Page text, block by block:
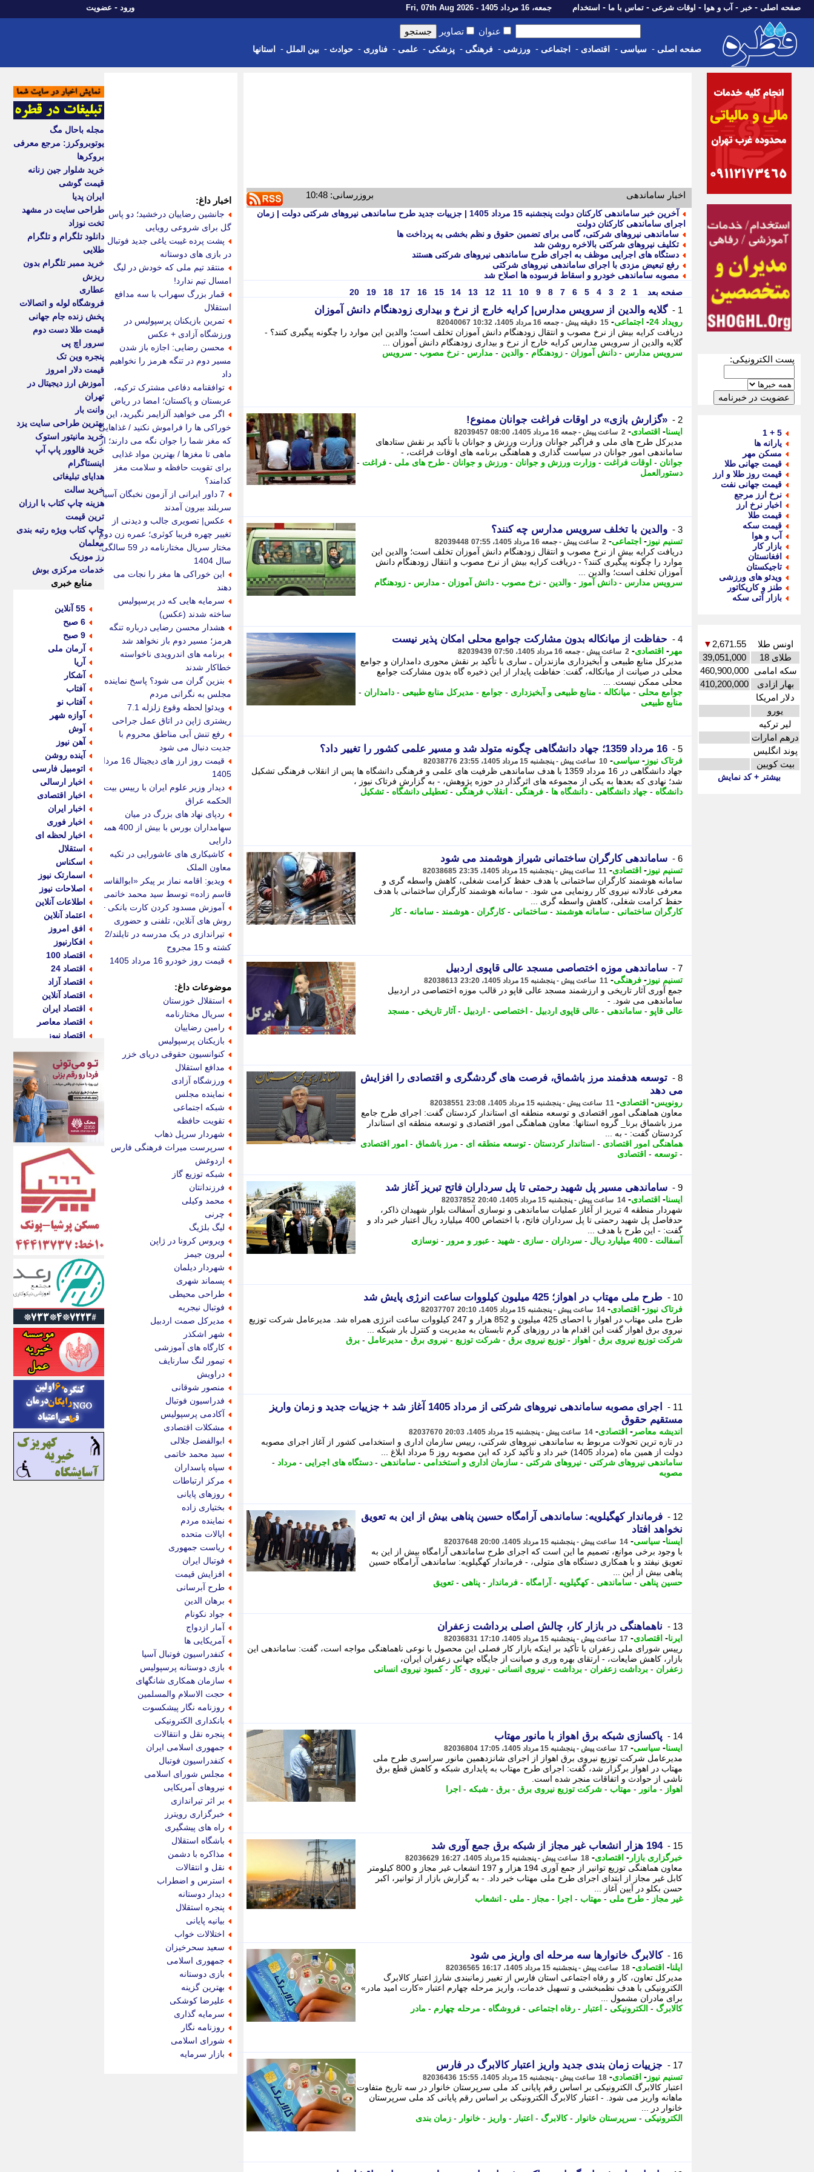
صفحه اصلی - خبر - آب و هوا - اوقات شرعی - تماس با ما - استخدام جمعه، 16 مرداد 1405 - Fri, 07th Aug 2026 ورود - عضویت
عنوان تصاویر
صفحه اصلی - سیاسی - اقتصادی - اجتماعی - ورزشی - فرهنگی - پزشکی - علمی - فناوری - حوادث - بین الملل - استانها
پست الکترونیکی:
5 + 1
یارانه ها
مسکن مهر
قیمت جهانی طلا
قیمت روز طلا و ارز
قیمت جهانی نفت
نرخ ارز مرجع
اخبار نرخ ارز
قیمت طلا
قیمت سکه
آب و هوا
بازار کار
افغانستان
تاجیکستان
ویدئو های ورزشی
طنز و کاریکاتور
بازار آتی سکه
اونس طلا 2,671.55
▼
طلای 18
39,051,000
سکه امامی 460,900,000
بهار ازادی
410,200,000
دلار امریکا
یورو
لیر ترکیه
درهم امارات
پوند انگلیس
بیت کویین
بیشتر + کد نمایش
اخبار ساماندهی بروزرسانی: 10:48
آخرین خبر ساماندهی کارکنان دولت پنجشنبه 15 مرداد 1405 | جزییات جدید طرح ساماندهی نیروهای شرکتی دولت | زمان
اجرای ساماندهی کارکنان دولت
ساماندهی نیروهای شرکتی، گامی برای تضمین حقوق و نظم بخشی به پرداخت ها
تکلیف نیروهای شرکتی بالاخره روشن شد
دستگاه های اجرایی موظف به اجرای طرح ساماندهی نیروهای شرکتی هستند
رفع تبعیض مزدی با اجرای ساماندهی نیروهای شرکتی
مصوبه ساماندهی خودرو و اسقاط فرسوده ها اصلاح شد
صفحه بعد
1
2
3
4
5
6
7
8
9
10
11
12
13
14
15
16
17
18
19
20
1 - گلایه والدین از سرویس مدارس| کرایه خارج از نرخ و بیداری زودهنگام دانش آموزان
رویداد 24 - اجتماعی- 15 دقیقه پیش - جمعه 16 مرداد 1405، 10:32 82040067
دریافت کرایه بیش از نرخ مصوب و انتقال زودهنگام دانش آموزان تخلف است؛ والدین این موارد را چگونه پیگیری کنند؟ -
گلایه والدین از سرویس مدارس کرایه خارج از نرخ و بیداری زودهنگام دانش آموزان ...
سرویس مدارس - دانش آموزان - زودهنگام - والدین - مدارس - نرخ مصوب - سرویس
2 - «گزارش بازی» در اوقات فراغت جوانان ممنوع!
ایسنا- اقتصادی- 2 ساعت پیش - جمعه 16 مرداد 1405، 08:00 82039457
مدیرکل طرح های ملی و فراگیر جوانان وزارت ورزش و جوانان با تأکید بر نقش ستادهای
ساماندهی امور جوانان در سیاست گذاری و هماهنگی برنامه های اوقات فراغت، -
جوانان - اوقات فراغت - وزارت ورزش و جوانان - ورزش و جوانان - طرح های ملی - فراغت -
دستورالعمل
3 - والدین با تخلف سرویس مدارس چه کنند؟
تسنیم نیوز - اجتماعی- 2 ساعت پیش - جمعه 16 مرداد 1405، 07:55 82039448
دریافت کرایه بیش از نرخ مصوب و انتقال زودهنگام دانش آموزان تخلف است؛ والدین این
موارد را چگونه پیگیری کنند؟ - دریافت کرایه بیش از نرخ مصوب و انتقال زودهنگام دانش
آموزان تخلف است؛ والدین ...
سرویس مدارس - دانش آموز - والدین - نرخ مصوب - دانش آموزان - مدارس - زودهنگام
4 - حفاظت از میانکاله بدون مشارکت جوامع محلی امکان پذیر نیست
مهر - اقتصادی- 2 ساعت پیش - جمعه 16 مرداد 1405، 07:50 82039439
مدیرکل منابع طبیعی و آبخیزداری مازندران ـ ساری با تأکید بر نقش محوری دامداران و جوامع
محلی در صیانت از میانکاله، گفت: حفاظت پایدار از این ذخیره گاه بدون مشارکت جوامع
محلی ممکن نیست. ...
جوامع محلی - میانکاله - منابع طبیعی و آبخیزداری - جوامع - مدیرکل منابع طبیعی - دامداران -
منابع طبیعی
5 - 16 مرداد 1359؛ جهاد دانشگاهی چگونه متولد شد و مسیر علمی کشور را تغییر داد؟
فرتاک نیوز - سیاسی- 10 ساعت پیش - پنجشنبه 15 مرداد 1405، 23:55 82038776
جهاد دانشگاهی در 16 مرداد 1359 با هدف ساماندهی ظرفیت های علمی و فرهنگی دانشگاه ها پس از انقلاب فرهنگی تشکیل
شد؛ نهادی که بعدها به یکی از مجموعه های اثرگذار در حوزه پژوهش، - به گزارش فرتاک نیوز ،
دانشگاه - جهاد دانشگاهی - دانشگاه ها - فرهنگی - انقلاب فرهنگی - تعطیلی دانشگاه - تشکیل
6 - ساماندهی کارگران ساختمانی شیراز هوشمند می شود
تسنیم نیوز - اقتصادی- 11 ساعت پیش - پنجشنبه 15 مرداد 1405، 23:35 82038685
سامانه هوشمند کارگران ساختمانی با هدف حفظ کرامت شغلی، کاهش واسطه گری و
معرفی عادلانه نیروی کار رونمایی می شود. - سامانه هوشمند کارگران ساختمانی با هدف
حفظ کرامت شغلی، کاهش واسطه گری ...
کارگران ساختمانی - سامانه هوشمند - ساختمانی -کارگران - هوشمند - سامانه -کار
7 - ساماندهی موزه اختصاصی مسجد عالی قاپوی اردبیل
تسنیم نیوز - فرهنگی- 11 ساعت پیش - پنجشنبه 15 مرداد 1405، 23:20 82038613
جمع آوری آثار تاریخی و ارزشمند مسجد عالی قاپو در قالب موزه اختصاصی در اردبیل
ساماندهی می شود. -
عالی قاپو - ساماندهی - عالی قاپوی اردبیل - اختصاصی - اردبیل - آثار تاریخی - مسجد
8 -
توسعه هدفمند مرز باشماق، فرصت های گردشگری و اقتصادی را افزایش
می دهد
رونویس- اقتصادی- 11 ساعت پیش - پنجشنبه 15 مرداد 1405، 23:08 82038551
معاون هماهنگی امور اقتصادی و توسعه منطقه ای استاندار کردستان گفت: اجرای طرح جامع
مرز باشماق برنا_ گروه استانها: معاون هماهنگی امور اقتصادی و توسعه منطقه ای استاندار
کردستان گفت: - به ...
هماهنگی امور اقتصادی - استاندار کردستان - توسعه منطقه ای - مرز باشماق - امور اقتصادی
- توسعه - اقتصادی
9 - ساماندهی مسیر پل شهید رحمتی تا پل سرداران فاتح تبریز آغاز شد
ایسنا- اقتصادی- 14 ساعت پیش - پنجشنبه 15 مرداد 1405، 20:40 82037852
شهردار منطقه 4 تبریز از آغاز عملیات ساماندهی و نوسازی آسفالت بلوار شهیدان ذاکر،
حدفاصل پل شهید رحمتی تا پل سرداران فاتح، با اختصاص 400 میلیارد ریال اعتبار خبر داد و
گفت: - این طرح با هدف ...
آسفالت - 400 میلیارد ریال - سرداران - سازی - شهید - عبور و مرور - نوسازی
10 - طرح ملی مهتاب در اهواز؛ 425 میلیون کیلووات ساعت انرژی پایش شد
فرتاک نیوز - اقتصادی- 14 ساعت پیش - پنجشنبه 15 مرداد 1405، 20:10 82037707
طرح ملی مهتاب در اهواز با احصای 425 میلیون و 852 هزار و 247 کیلووات ساعت انرژی همراه شد. مدیرعامل شرکت توزیع
نیروی برق اهواز گفت این اقدام ها در روزهای گرم تابستان به مدیریت و کنترل بار شبکه ...
شرکت توزیع نیروی برق - اهواز - توزیع نیروی برق - شرکت توزیع - نیروی برق - مدیرعامل - برق
11 -
اجرای مصوبه ساماندهی نیروهای شرکتی از مرداد 1405 آغاز شد + جزییات جدید و زمان واریز
مستقیم حقوق
اندیشه معاصر - اقتصادی- 14 ساعت پیش - پنجشنبه 15 مرداد 1405، 20:03 82037670
در تازه ترین تحولات مربوط به ساماندهی نیروهای شرکتی، رییس سازمان اداری و استخدامی کشور از آغاز اجرای مصوبه
دولت از همین ماه (مرداد 1405) خبر داد و تأکید کرد که این مصوبه روز 5 مرداد ابلاغ ...
ساماندهی نیروهای شرکتی - نیروهای شرکتی - سازمان اداری و استخدامی - ساماندهی - دستگاه های اجرایی - مرداد -
مصوبه
12 -
فرماندار کهگیلویه: ساماندهی آرامگاه حسین پناهی بیش از این به تعویق
نخواهد افتاد
ایسنا- سیاسی- 14 ساعت پیش - پنجشنبه 15 مرداد 1405، 20:00 82037648
با وجود برخی موانع، تصمیم ما این است که اجرای طرح ساماندهی آرامگاه بیش از این به
تعویق نیفتد و با همکاری دستگاه های متولی، - فرماندار کهگیلویه: ساماندهی آرامگاه حسین
پناهی بیش از این ...
حسین پناهی - ساماندهی -کهگیلویه - آرامگاه - فرماندار - پناهی - تعویق
13 - ناهماهنگی در بازار کار، چالش اصلی برداشت زعفران
ایرنا- اقتصادی- 17 ساعت پیش - پنجشنبه 15 مرداد 1405، 17:10 82036831
رییس شورای ملی زعفران با تأکید بر اینکه بازار کار فصلی این محصول با نوعی ناهماهنگی مواجه است، گفت: ساماندهی این
بازار، کاهش ضایعات، - ارتقای بهره وری و صیانت از جایگاه جهانی زعفران ایران،
زعفران - برداشت زعفران - برداشت - نیروی انسانی - نیروی -کار -کمبود نیروی انسانی
14 - پاکسازی شبکه برق اهواز با مانور مهتاب
ایسنا- سیاسی- 17 ساعت پیش - پنجشنبه 15 مرداد 1405، 17:05 82036804
مدیرعامل شرکت توزیع نیروی برق اهواز از اجرای شانزدهمین مانور سراسری طرح ملی
مهتاب در اهواز برگزار شد، گفت: اجرای طرح مهتاب به پایداری شبکه و کاهش قطع برق
ناشی از حوادث و اتفاقات منجر شده است.
اهواز - مانور - مهتاب - شرکت توزیع نیروی برق - برق - شبکه - اجرا
15 - 194 هزار انشعاب غیر مجاز از شبکه برق جمع آوری شد
خبرگزاری بازار - اقتصادی- 18 ساعت پیش - پنجشنبه 15 مرداد 1405، 16:27 82036629
معاون هماهنگی توزیع توانیر از جمع آوری 194 هزار و 197 انشعاب غیر مجاز و 800 کیلومتر
کابل غیر مجاز از ابتدای اجرای طرح ملی مهتاب خبر داد. - به گزارش بازار از توانیر، اکبر
حسن بکلو در آیین آغاز ...
غیر مجاز - طرح ملی - مهتاب - اجرا - مجاز - ملی - انشعاب
16 - کالابرگ خانوارها سه مرحله ای واریز می شود
ایلنا- اقتصادی- 18 ساعت پیش - پنجشنبه 15 مرداد 1405، 16:17 82036565
مدیرکل تعاون، کار و رفاه اجتماعی استان فارس از تغییر زمانبندی شارژ اعتبار کالابرگ
الکترونیکی با هدف نظمبخشی و تسهیل خدمات، واریز مرحله چهارم اعتبار «کارت امید مادر»
برای مادران مشمول ...
کالابرگ - الکترونیکی - اعتبار - رفاه اجتماعی - فروشگاه - مرحله چهارم - مادر
17 - جزییات زمان بندی جدید واریز اعتبار کالابرگ در فارس
تسنیم نیوز - اقتصادی- 18 ساعت پیش - پنجشنبه 15 مرداد 1405، 15:55 82036436
اعتبار کالابرگ الکترونیکی بر اساس رقم پایانی کد ملی سرپرستان خانوار در سه تاریخ متفاوت
ماهانه واریز می شود. - اعتبار کالابرگ الکترونیکی بر اساس رقم پایانی کد ملی سرپرستان
خانوار در ...
الکترونیکی - سرپرستان خانوار -کالابرگ - اعتبار - واریز - خانوار - زمان بندی
اخبار داغ:
جانشین رضاییان درخشید؛ دو پاس
گل برای شروعی رویایی
پشت پرده غیبت یاغی جدید فوتبال
در بازی های دوستانه
منتقد تیم ملی که خودش در لیگ
امسال تیم ندارد!
قمار بزرگ سهراب با سه مدافع
استقلال
تمرین بازیکنان پرسپولیس در
ورزشگاه آزادی + عکس
محسن رضایی: اجازه باز شدن
مسیر دوم در تنگه هرمز را نخواهیم
داد
توافقنامه دفاعی مشترک ترکیه،
عربستان و پاکستان؛ امضا در ریاض
اگر می خواهید آلزایمر نگیرید، این
خوراکی ها را فراموش نکنید / غذاهایی
که مغز شما را جوان نگه می دارند؛ از
ماهی تا مغزها / بهترین مواد غذایی
برای تقویت حافظه و سلامت مغز
کدامند؟
7 داور ایرانی از آزمون نخبگان آسیا
سربلند بیرون آمدند
عکس| تصویری جالب و دیدنی از
تغییر چهره فریبا کوثری؛ عمره زن دوم
مختار سریال مختارنامه در 59 سالگی؛
سال 1404
این خوراکی ها مغز را نجات می
دهند
سرمایه هایی که در پرسپولیس
ساخته شدند (عکس)
هشدار محسن رضایی درباره تنگه
هرمز؛ مسیر دوم باز نخواهد شد
برنامه های اندرویدی ناخواسته
خطاکار شدند
بنزین گران می شود؟ پاسخ نماینده
مجلس به نگرانی مردم
ویدئو| لحظه وقوع زلزله 7.1
ریشتری ژاپن در اتاق عمل جراحی
رفع تنش آبی مناطق محروم با
جدیت دنبال می شود
قیمت روز ارز های دیجیتال 16 مرداد
1405
دیدار وزیر علوم ایران با رییس بیت
الحکمه عراق
ردپای نهاد های بزرگ در میان
سهامداران بورس با بیش از 400 همت
دارایی
کاشیکاری های عاشورایی در تکیه
معاون الملک
ویدیو: اقامه نماز بر پیکر «ابوالقاسم
قاسم زاده» توسط سید محمد خاتمی
آموزش مسدود کردن کارت بانکی +
روش های آنلاین، تلفنی و حضوری
تیراندازی در یک مدرسه در تایلند/2
کشته و 15 مجروح
قیمت روز خودرو 16 مرداد 1405
موضوعات داغ:
استقلال خوزستان
سریال مختارنامه
رامین رضاییان
بازیکنان پرسپولیس
کنوانسیون حقوقی دریای خزر
مدافع استقلال
ورزشگاه آزادی
نماینده مجلس
شبکه اجتماعی
تقویت حافظه
شهردار سرپل ذهاب
سرپرست میراث فرهنگی فارس
اردوغش
شبکه توزیع گاز
فرزندانتان
محمد وکیلی
چرنی
لیگ بلژیگ
ویروس کرونا در ژاپن
لبرون جیمز
شهردار دیلمان
پسماند شهری
طراحی محیطی
فوتبال نیجریه
مدیرکل صمت اردبیل
شهر اشکذر
کارگاه های آموزشی
تیمور لنگ سارنایف
دراویش
منصور شوقانی
فدراسیون فوتبال
آکادمی پرسپولیس
مشکلات اقتصادی
ابوالفضل جلالی
سید محمد خاتمی
سپاه پاسداران
مرکز ارتباطات
روزهای پایانی
بختیاری زاده
نماینده مردم
ایالات متحده
ریاست جمهوری
فوتبال ایران
افزایش قیمت
طرح آبرسانی
برهان الدین
جواد نکونام
آمار ازدواج
آمریکایی ها
کنفدراسیون فوتبال آسیا
بازی دوستانه پرسپولیس
سازمان همکاری شانگهای
حجت الاسلام والمسلمین
روزنامه نگار پیشکسوت
بانکداری الکترونیکی
پنجره نقل و انتقالات
جمهوری اسلامی ایران
کنفدراسیون فوتبال
مجلس شورای اسلامی
نیروهای آمریکایی
بر اثر تیراندازی
خبرگزاری رویترز
راه های پیشگیری
باشگاه استقلال
مذاکره با دشمن
نقل و انتقالات
استرس و اضطراب
دیدار دوستانه
پنجره استقلال
بیانیه پایانی
اختلالات خواب
سعید سحرخیزان
جمهوری اسلامی
بازی دوستانه
بهترین گزینه
علیرضا کوشکی
سرمایه گذاری
روزنامه نگار
شورای اسلامی
بازار سرمایه
مجله باحال مگ
یوتوبروکرز: مرجع معرفی
بروکرها
خرید شلوار جین زنانه
قیمت گوشی
ایران پدیا
طراحی سایت در مشهد
تخت نوزاد
دانلود تلگرام و تلگرام
طلایی
خرید ممبر تلگرام بدون
ریزش
عطاری
فروشگاه لوله و اتصالات
پخش زنده جام جهانی
قیمت طلا دست دوم
سرور اچ پی
پنجره وین تک
قیمت دلار امروز
آموزش ارز دیجیتال در
تهران
وانت بار
بهترین طراحی سایت یزد
خرید مانیتور استوک
خرید فالوور پاپ آپ
اینستاگرام
هدایای تبلیغاتی
خرید سالت
هزینه چاپ کتاب با ارزان
ترین قیمت
چاپ کتاب ویژه رتبه بندی
معلمان
رز موزیک
خدمات مرکزی بوش
منابع خبری
55 آنلاین
6 صبح
9 صبح
آرمان ملی
آریا
آشکار
آفتاب
آفتاب نو
آوازه شهر
آوش
آهن نیوز
آینده روشن
اتومبیل فارسی
اخبار ارسالی
اخبار اقتصادی
اخبار ایران
اخبار فوری
اخبار لحظه ای
استقلال
اسکناس
اسمارتک نیوز
اصلاحات نیوز
اطلاعات آنلاین
اعتماد آنلاین
افق امروز
افکارنیوز
اقتصاد 100
اقتصاد 24
اقتصاد آزاد
اقتصاد آنلاین
اقتصاد ایران
اقتصاد معاصر
اقتصاد نیوز
اکوفارس
اکونگار
اکونیوز
الف
انتشار آنلاین
اندیشه قرن
اندیشه معاصر
اندیشه ها
انرژی پرس
ای استخدام
ایتنا
ایراف
ایران آرت
ایران آنلاین
ایران زندگی
ایران فوری
ایرانی روز
ایرانیتال
ایرنا
ایسکانیوز
ایسنا
ایکنا
ایلنا
اینتیتر
ایونا نیوز
بازتاب آنلاین
باشگاه خبرنگاران
باغستان نیوز
بامبوک
ببین و بخون
بدینسان
بنکر